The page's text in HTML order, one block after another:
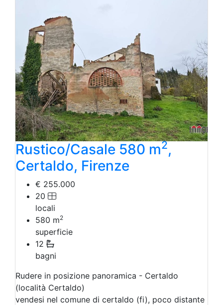
Negozio/locale commerciale
Agriturismo
Magazzini
Capannoni
Uffici
Terreni in Vendita
Qualsiasi
Terreno edificabile
Terreno
Rustico/Casale 580 m2,
Certaldo, Firenze
€ 255.000
20
locali
580 m2
superficie
12
bagni
Rudere in posizione panoramica - Certaldo
(località Certaldo)
vendesi nel comune di certaldo (fi), poco distante